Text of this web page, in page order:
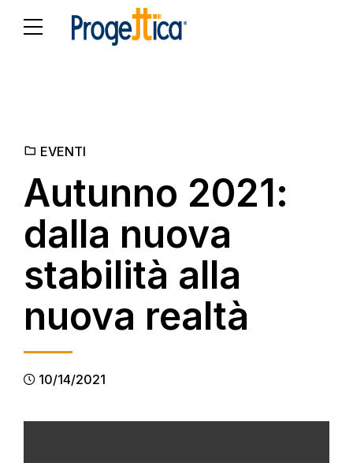
EVENTI
Autunno 2021:
dalla nuova
stabilità alla
nuova realtà
10/14/2021